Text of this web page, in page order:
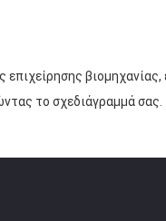
βιομηχανίας,
το σχεδιάγραμμά σας.